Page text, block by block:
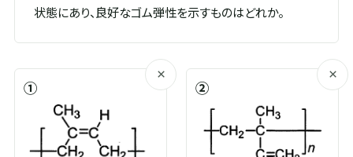
状態にあり、良好なゴム弾性を示すものはどれか。
①
×
②
×